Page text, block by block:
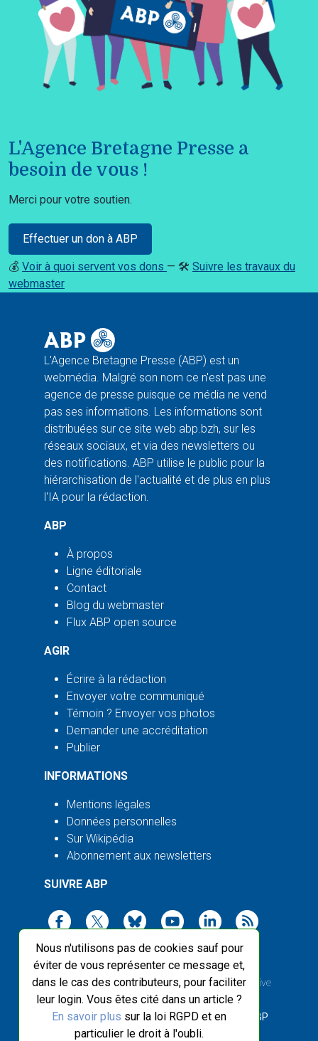
Nous n'utilisons pas de cookies sauf pour
éviter de vous représenter ce message et,
dans le cas des contributeurs, pour faciliter
leur login. Vous êtes cité dans un article ?
En savoir plus sur la loi RGPD et en
particulier le droit à l'oubli.
L'Agence Bretagne Presse a
besoin de vous !
Merci pour votre soutien.
Effectuer un don à ABP
💰 Voir à quoi servent vos dons — 🛠️ Suivre les travaux du
webmaster
L'Agence Bretagne Presse (ABP) est un
webmédia. Malgré son nom ce n'est pas une
agence de presse puisque ce média ne vend
pas ses informations. Les informations sont
distribuées sur ce site web abp.bzh, sur les
réseaux sociaux, et via des newsletters ou
des notifications. ABP utilise le public pour la
hiérarchisation de l'actualité et de plus en plus
l'IA pour la rédaction.
ABP
À propos
Ligne éditoriale
Contact
Blog du webmaster
Flux ABP open source
AGIR
Écrire à la rédaction
Envoyer votre communiqué
Témoin ? Envoyer vos photos
Demander une accréditation
Publier
INFORMATIONS
Mentions légales
Données personnelles
Sur Wikipédia
Abonnement aux newsletters
SUIVRE ABP
2003-2026 ©Agence Bretagne Presse, sauf Creative
Commons
Front-end design :Breizhek Studio , Back-end : ABP